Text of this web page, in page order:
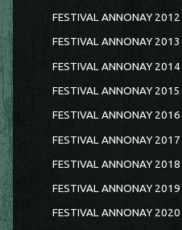
FESTIVAL ANNONAY 2012
FESTIVAL ANNONAY 2013
FESTIVAL ANNONAY 2014
FESTIVAL ANNONAY 2015
FESTIVAL ANNONAY 2016
FESTIVAL ANNONAY 2017
FESTIVAL ANNONAY 2018
FESTIVAL ANNONAY 2019
FESTIVAL ANNONAY 2020